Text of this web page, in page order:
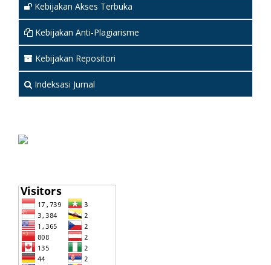
Kebijakan Akses Terbuka
Kebijakan Anti-Plagiarisme
Kebijakan Repositori
Indeksasi Jurnal